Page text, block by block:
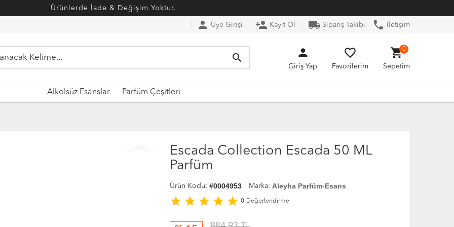
Ürünlerde İade & Değişim Yoktur.
person Üye Girişi person_add Kayıt Ol local_shipping Sipariş Takibi phone İletişim
search person
Giriş Yap
favorite_border
Favorilerim
shopping_cart
Sepetim
0
Alkolsüz Esanslar Parfüm Çeşitleri
Escada Collection Escada 50 ML
Parfüm
Ürün Kodu: #0004953 Marka: Aleyha Parfüm-Esans
star star star star star 0 Değerlendirme